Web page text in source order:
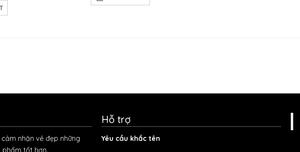
nhận vẻ đẹp những
phẩm tốt hơn.
Hỗ trợ
Yêu cầu khắc tên